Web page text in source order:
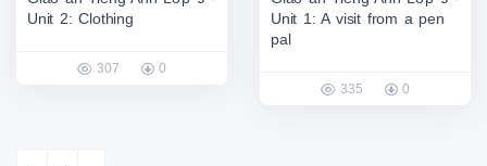
Unit 2: Clothing
307 0
Unit 1: A visit from a pen
pal
335 0